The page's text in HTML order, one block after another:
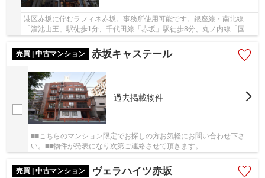
港区赤坂に佇むラフィネ赤坂。事務所使用可能です。銀座線・南北線
「溜池山王」駅徒歩1分、千代田線「赤坂」駅徒歩8分、丸ノ内線「国会
議事堂前」駅徒歩8分と複数路線利用可能で利便性...
売買 | 中古マンション
赤坂キャステール
過去掲載物件
■■こちらのマンション限定でお探しの方お気軽にお問い合わせ下さ
い。■■物件が発表になり次第ご連絡させて頂きます。
売買 | 中古マンション ヴェラハイツ赤坂